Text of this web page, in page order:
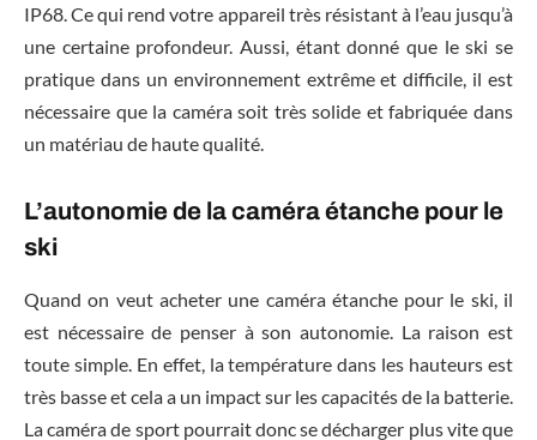
IP68. Ce qui rend votre appareil très résistant à l’eau jusqu’à
une certaine profondeur. Aussi, étant donné que le ski se
pratique dans un environnement extrême et difficile, il est
nécessaire que la caméra soit très solide et fabriquée dans
un matériau de haute qualité.
L’autonomie de la caméra étanche pour le
ski
Quand on veut acheter une caméra étanche pour le ski, il
est nécessaire de penser à son autonomie. La raison est
toute simple. En effet, la température dans les hauteurs est
très basse et cela a un impact sur les capacités de la batterie.
La caméra de sport pourrait donc se décharger plus vite que